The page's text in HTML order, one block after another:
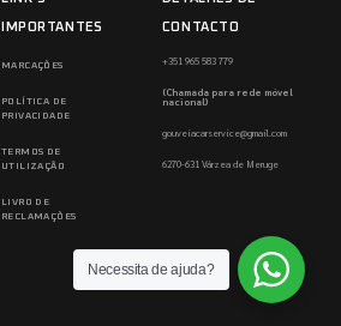
IMPORTANTES
MARCAÇÕES
POLÍTICA DE
PRIVACIDADE
TERMOS DE
UTILIZAÇÃO
LIVRO DE
RECLAMAÇÕES
CONTACTO
+351 965 583 779
(Chamada para rede móvel
nacional)
gouveiacarservice@gmail.com
6270-631 Várzea de Meruge
Necessita de ajuda?